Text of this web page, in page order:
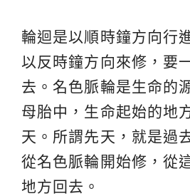
輪迴是以順時鐘方向行
以反時鐘方向來修，要
去。名色脈輪是生命的
母胎中，生命起始的地
天。所謂先天，就是過
從名色脈輪開始修，從
地方回去。